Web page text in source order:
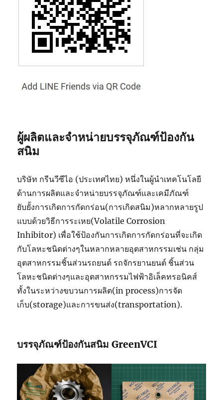
ผู้ผลิตและจำหน่ายบรรจุภัณฑ์ป้องกัน
สนิม
บริษัท กรีนวีซีไอ (ประเทศไทย) หนึ่งในผู้นำเทคโนโลยี
ด้านการผลิตและจำหน่ายบรรจุภัณฑ์และเคมีภัณฑ์
ยับยั้งการเกิดการกัดกร่อน(การเกิดสนิม)หลากหลายรูป
แบบด้วยวิธีการระเหย(Volatile Corrosion
Inhibitor) เพื่อใช้ป้องกันการเกิดการกัดกร่อนที่จะเกิด
กับโลหะชนิดต่างๆในหลากหลายอุตสาหกรรมเช่น กลุ่ม
อุตสาหกรรมชิ้นส่วนรถยนต์ รถจักรยานยนต์ ชิ้นส่วน
โลหะชนิดต่างๆและอุตสาหกรรมไฟฟ้าอิเล็คทรอนิคส์
ทั้งในระหว่างขบวนการผลิต(in process)การจัด
เก็บ(storage)และการขนส่ง(transportation).
บรรจุภัณฑ์ป้องกันสนิม GreenVCI